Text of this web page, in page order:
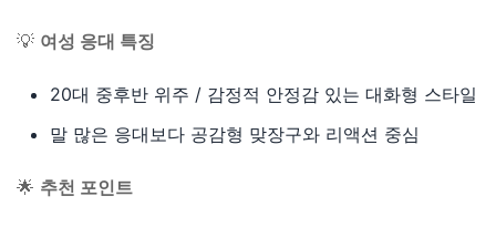
💡 여성 응대 특징
20대 중후반 위주 / 감정적 안정감 있는 대화형 스타일
말 많은 응대보다 공감형 맞장구와 리액션 중심
🌟 추천 포인트